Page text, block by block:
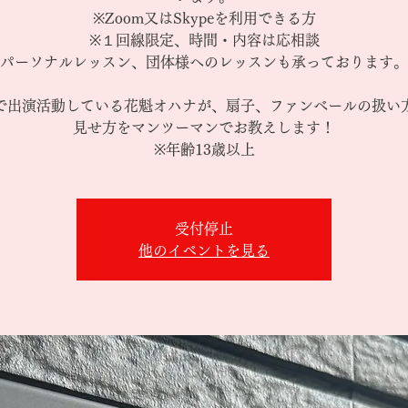
※Zoom又はSkypeを利用できる方
※１回線限定、時間・内容は応相談
パーソナルレッスン、団体様へのレッスンも承っております。
出演活動している花魁オハナが、扇子、ファンべールの扱い
見せ方をマンツーマンでお教えします！
※年齢13歳以上
受付停止
他のイベントを見る